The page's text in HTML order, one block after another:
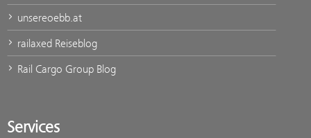
unsereoebb.at
railaxed Reiseblog
Rail Cargo Group Blog
Services